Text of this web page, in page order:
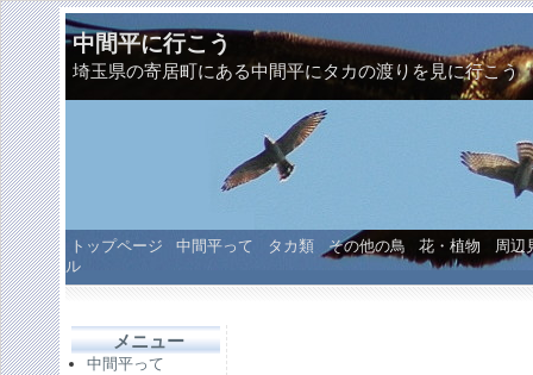
中間平に行こう
埼玉県の寄居町にある中間平にタカの渡りを見に行こう
トップページ 中間平って タカ類 その他の鳥 花・植物
周辺
ル
メニュー
中間平って